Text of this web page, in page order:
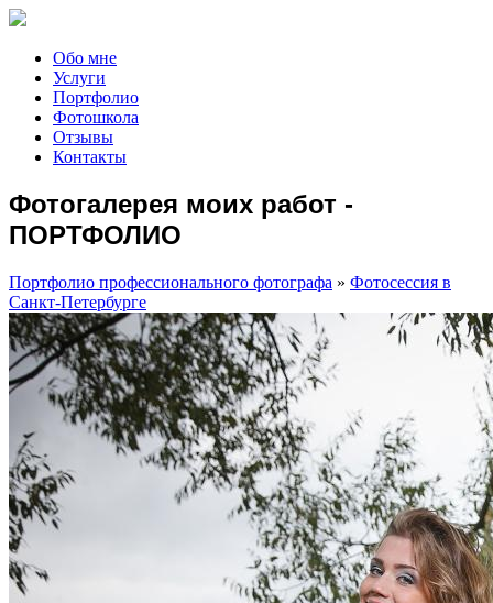
Обо мне
Услуги
Портфолио
Фотошкола
Отзывы
Контакты
Фотогалерея моих работ -
ПОРТФОЛИО
Портфолио профессионального фотографа » Фотосессия в
Санкт-Петербурге